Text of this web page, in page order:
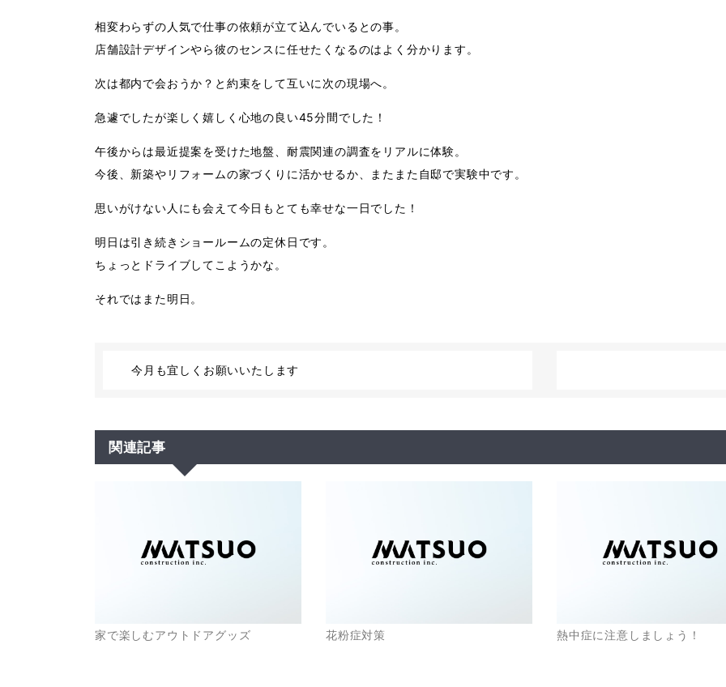
相変わらずの人気で仕事の依頼が立て込んでいるとの事。
店舗設計デザインやら彼のセンスに任せたくなるのはよく分かります。
次は都内で会おうか？と約束をして互いに次の現場へ。
急遽でしたが楽しく嬉しく心地の良い45分間でした！
午後からは最近提案を受けた地盤、耐震関連の調査をリアルに体験。
今後、新築やリフォームの家づくりに活かせるか、またまた自邸で実験中です。
思いがけない人にも会えて今日もとても幸せな一日でした！
明日は引き続きショールームの定休日です。
ちょっとドライブしてこようかな。
それではまた明日。
今月も宜しくお願いいたします
関連記事
家で楽しむアウトドアグッズ 花粉症対策 熱中症に注意しましょう！